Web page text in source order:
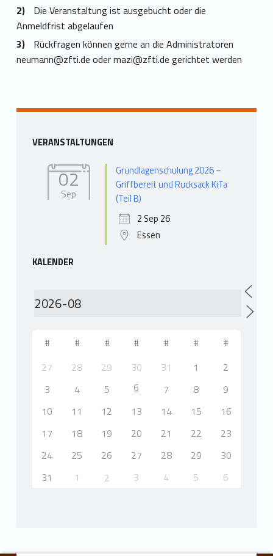
Die Veranstaltung ist ausgebucht oder die
Anmeldfrist abgelaufen
Rückfragen können gerne an die Administratoren
neumann@zfti.de odermazi@zfti.de gerichtet werden
Sidebar
VERANSTALTUNGEN
02
Sep
Grundlagenschulung 2026 –
Griffbereit und Rucksack KiTa
(Teil B)
2 Sep 26
Essen
KALENDER
# # # # # # #
27 28 29 30 31 1
2
3
4 5 6 7 8
9
10
11 12 13 14 15
16
17
18 19 20 21 22
23
24
25 26 27 28 29
30
31
1 2 3 4 5 6